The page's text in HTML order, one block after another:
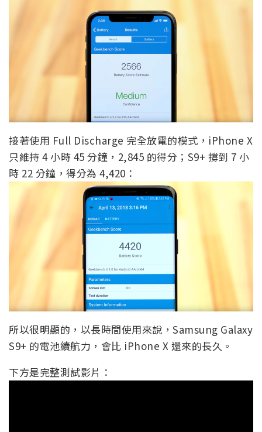
接著使用 Full Discharge 完全放電的模式，iPhone X
只維持 4 小時 45 分鐘，2,845 的得分；S9+ 撐到 7 小
時 22 分鐘，得分為 4,420：
所以很明顯的，以長時間使用來說，Samsung Galaxy
S9+ 的電池續航力，會比 iPhone X 還來的長久。
下方是完整測試影片：